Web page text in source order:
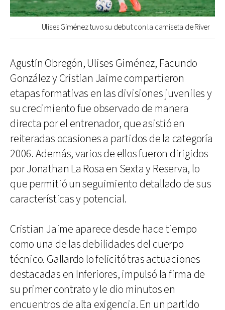
Ulises Giménez tuvo su debut con la camiseta de River
Agustín Obregón, Ulises Giménez, Facundo
González y Cristian Jaime compartieron
etapas formativas en las divisiones juveniles y
su crecimiento fue observado de manera
directa por el entrenador, que asistió en
reiteradas ocasiones a partidos de la categoría
2006. Además, varios de ellos fueron dirigidos
por Jonathan La Rosa en Sexta y Reserva, lo
que permitió un seguimiento detallado de sus
características y potencial.
Cristian Jaime aparece desde hace tiempo
como una de las debilidades del cuerpo
técnico. Gallardo lo felicitó tras actuaciones
destacadas en Inferiores, impulsó la firma de
su primer contrato y le dio minutos en
encuentros de alta exigencia. En un partido